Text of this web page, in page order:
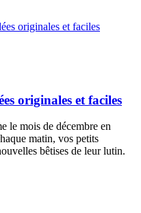
originales et faciles
le mois de décembre en
matin, vos petits
bêtises de leur lutin.